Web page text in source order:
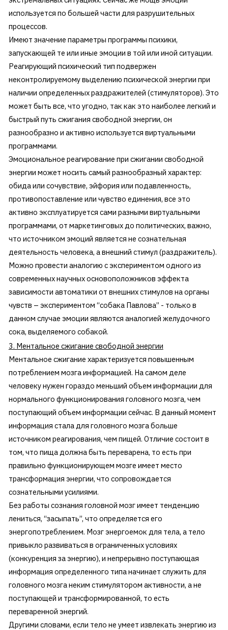
используется по большей части для разрушительных
процессов.
Имеют значение параметры программы психики,
запускающей те или иные эмоции в той или иной ситуации.
Реагирующий психический тип подвержен
неконтролируемому выделению психической энергии при
наличии определенных раздражителей (стимуляторов). Это
может быть все, что угодно, так как это наиболее легкий и
быстрый путь сжигания свободной энергии, он
разнообразно и активно используется виртуальными
программами.
Эмоциональное реагирование при сжигании свободной
энергии может носить самый разнообразный характер:
обида или сочувствие, эйфория или подавленность,
противопоставление или чувство единения, все это
активно эксплуатируется сами разными виртуальными
программами, от маркетинговых до политических, важно,
что источником эмоций является не сознательная
деятельность человека, а внешний стимул (раздражитель).
Можно провести аналогию с экспериментом одного из
современных научных основоположников эффекта
зависимости автоматики от внешних стимулов на органы
чувств – экспериментом “cобака Павлова” - только в
данном случае эмоции являются аналогией желудочного
сока, выделяемого собакой.
3. Ментальное сжигание свободной энергии
Ментальное сжигание характеризуется повышенным
потреблением мозга информацией. На самом деле
человеку нужен гораздо меньший объем информации для
нормального функционирования головного мозга, чем
поступающий объем информации сейчас. В данный момент
информация стала для головного мозга больше
источником реагирования, чем пищей. Отличие состоит в
том, что пища должна быть переварена, то есть при
правильно функционирующем мозге имеет место
трансформация энергии, что сопровождается
сознательными усилиями.
Без работы сознания головной мозг имеет тенденцию
лениться, “засыпать”, что определяется его
энергопотреблением. Мозг энергоемок для тела, а тело
привыкло развиваться в ограниченных условиях
(конкуренция за энергию), и непрерывно поступающая
информация определенного типа начинает служить для
головного мозга неким стимулятором активности, а не
поступающей и трансформированной, то есть
переваренной энергий.
Другими словами, если тело не умеет извлекать энергию из